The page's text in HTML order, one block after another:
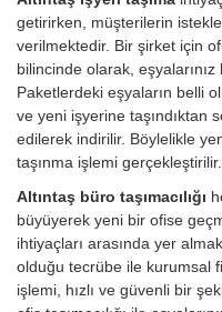
getirirken, müşterilerin
verilmektedir. Bir şirket için
bilincinde olarak,
Paketlerdeki eşyaların belli
ve yeni işyerine taşındıktan
edilerek indirilir. Böylelikle
taşınma işlemi gerçekleştirilir.
Altıntaş büro taşımacılığı
büyüyerek yeni bir ofise
ihtiyaçları arasında yer
olduğu tecrübe ile kurumsal
işlemi, hızlı ve güvenli bir